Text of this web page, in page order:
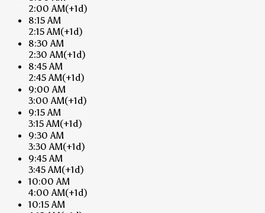
2:00 AM(+1d)
8:15 AM
2:15 AM(+1d)
8:30 AM
2:30 AM(+1d)
8:45 AM
2:45 AM(+1d)
9:00 AM
3:00 AM(+1d)
9:15 AM
3:15 AM(+1d)
9:30 AM
3:30 AM(+1d)
9:45 AM
3:45 AM(+1d)
10:00 AM
4:00 AM(+1d)
10:15 AM